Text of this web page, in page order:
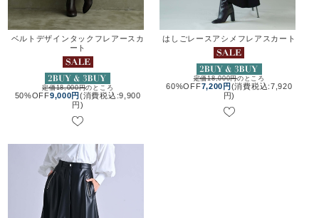
ベルトデザインタックフレアースカ
ート
定価18,000円のところ
50%OFF9,000円(消費税込:9,900
円)
はしごレースアシメフレアスカート
定価18,000円のところ
60%OFF7,200円 (消費税込:7,920
円)